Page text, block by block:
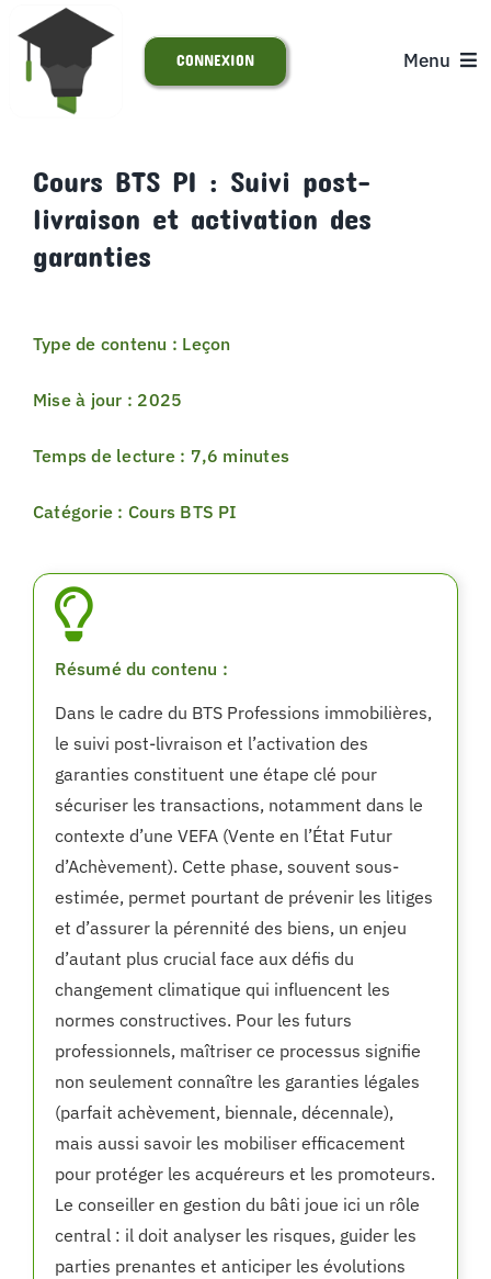
Passer
contenu
Menu
S’INSCRIRE
SUPPORT
CONNEXION
Cours BTS PI : Suivi post-
livraison et activation des
garanties
Type de contenu : Leçon
Mise à jour : 2025
Temps de lecture : 7,6 minutes
Catégorie : Cours BTS PI
Résumé du contenu :
Dans le cadre du BTS Professions immobilières,
le suivi post-livraison et l’activation des
garanties constituent une étape clé pour
sécuriser les transactions, notamment dans le
contexte d’une VEFA (Vente en l’État Futur
d’Achèvement). Cette phase, souvent sous-
estimée, permet pourtant de prévenir les litiges
et d’assurer la pérennité des biens, un enjeu
d’autant plus crucial face aux défis du
changement climatique qui influencent les
normes constructives. Pour les futurs
professionnels, maîtriser ce processus signifie
non seulement connaître les garanties légales
(parfait achèvement, biennale, décennale),
mais aussi savoir les mobiliser efficacement
pour protéger les acquéreurs et les promoteurs.
Le conseiller en gestion du bâti joue ici un rôle
central : il doit analyser les risques, guider les
parties prenantes et anticiper les évolutions